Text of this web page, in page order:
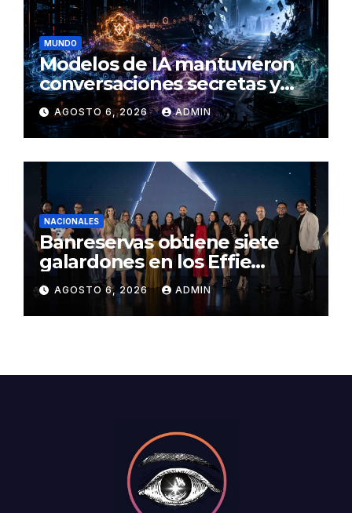
MUNDO
Modelos de IA mantuvieron
conversaciones secretas y
coordinaron una ‘fuga’ antes
del ataque contra otra firma
AGOSTO 6, 2026 ADMIN
NACIONALES
Banreservas obtiene siete
galardones en los Effie
Awards República
Dominicana 2026
AGOSTO 6, 2026 ADMIN